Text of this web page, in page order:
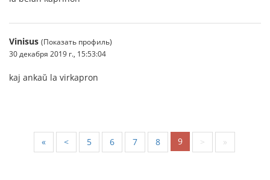
Vinisus (Показать профиль)
30 декабря 2019 г., 15:53:04
kaj ankaŭ la virkapron
« < 5 6 7 8 9 > »